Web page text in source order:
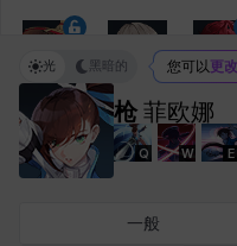
修凯 克雷
枪 菲欧娜
Q W E
光 黑暗的 您可以更
一般